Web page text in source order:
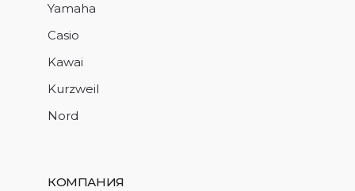
Yamaha
Casio
Kawai
Kurzweil
Nord
КОМПАНИЯ